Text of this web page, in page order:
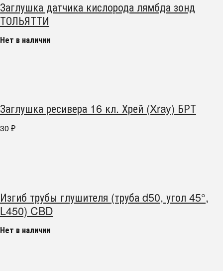
Заглушка датчика кислорода лямбда зонд
ТОЛЬЯТТИ
Нет в наличии
Заглушка ресивера 16 кл. Хрей (Xray) БРТ
30 ₽
Изгиб трубы глушителя (труба d50, угол 45°,
L450) CBD
Нет в наличии